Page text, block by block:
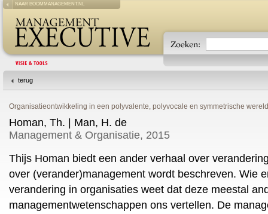
NAAR BOOMMANAGEMENT.NL
terug
Organisatieontwikkeling in een polyvalente, polyvocale en symmetrische wereld
Homan, Th. | Man, H. de
Management & Organisatie, 2015
Thijs Homan biedt een ander verhaal over
over (verander)management wordt beschreven. Wie
verandering in organisaties weet dat deze meestal
managementwetenschappen ons vertellen. De